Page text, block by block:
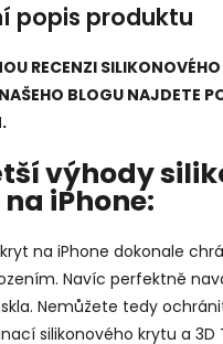
popis produktu
RECENZI
BLOGU NAJDETE
výhody
iPhone:
na iPhone dokonale
Navíc perfektně
Nemůžete tedy
silikonového krytu a 3D